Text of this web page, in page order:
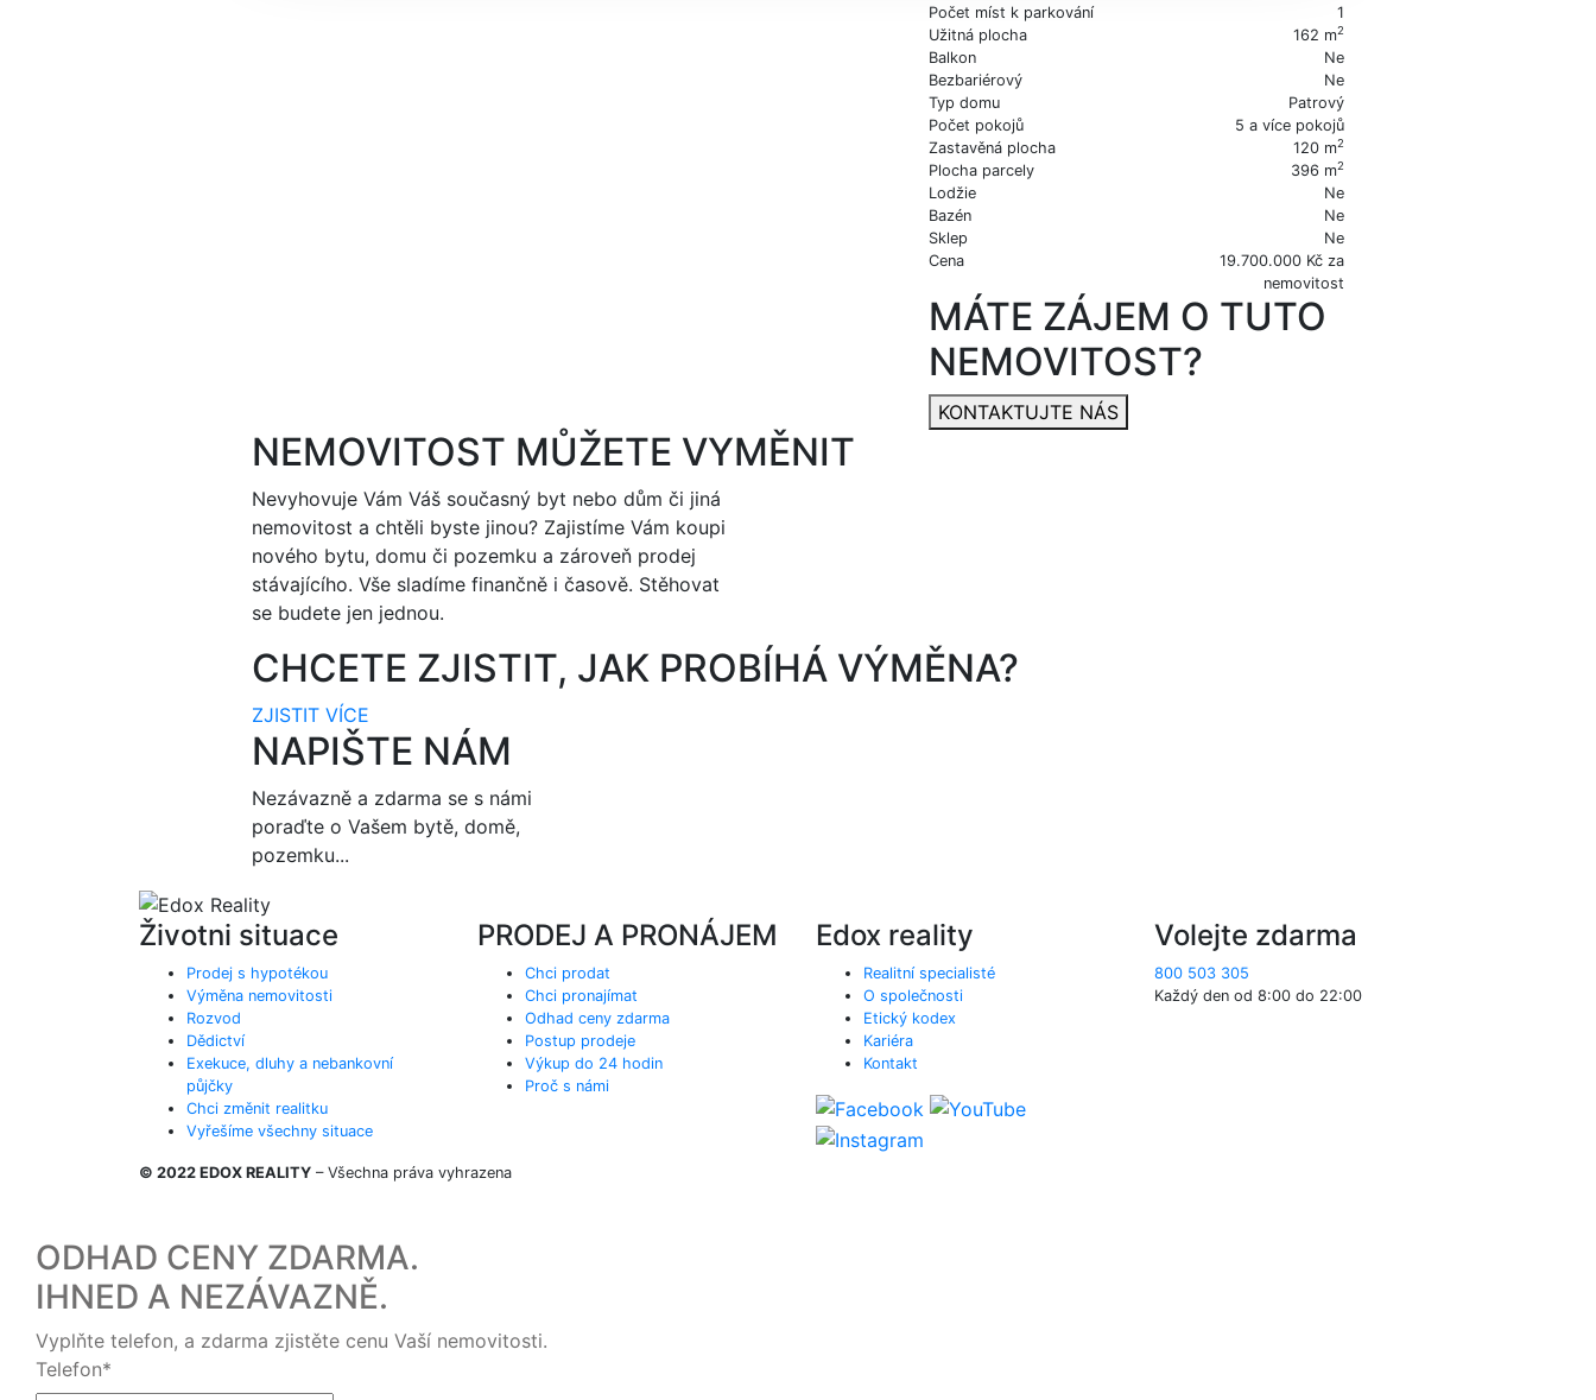
Počet míst k parkování
1
Užitná plocha
162 m2
Balkon
Ne
Bezbariérový
Ne
Typ domu
Patrový
Počet pokojů
5 a více pokojů
Zastavěná plocha
120 m2
Plocha parcely 396 m2
Lodžie
Ne
Bazén
Ne
Sklep
Ne
Cena
19.700.000 Kč za
nemovitost
MÁTE ZÁJEM O TUTO
NEMOVITOST?
KONTAKTUJTE NÁS
NEMOVITOST MŮŽETE VYMĚNIT
Nevyhovuje Vám Váš současný byt nebo dům či jiná
nemovitost a chtěli byste jinou? Zajistíme Vám koupi
nového bytu, domu či pozemku a zároveň prodej
stávajícího. Vše sladíme finančně i časově. Stěhovat
se budete jen jednou.
CHCETE ZJISTIT, JAK PROBÍHÁ VÝMĚNA?
ZJISTIT VÍCE
NAPIŠTE NÁM
Nezávazně a zdarma se s námi
poraďte o Vašem bytě, domě,
pozemku...
Životni situace
Prodej s hypotékou
Výměna nemovitosti
Rozvod
Dědictví
Exekuce, dluhy a nebankovní
půjčky
Chci změnit realitku
Vyřešíme všechny situace
PRODEJ A PRONÁJEM
Chci prodat
Chci pronajímat
Odhad ceny zdarma
Postup prodeje
Výkup do 24 hodin
Proč s námi
Edox reality
Realitní specialisté
O společnosti
Etický kodex
Kariéra
Kontakt
Volejte zdarma
800 503 305
Každý den od 8:00 do 22:00
© 2022 EDOX REALITY – Všechna práva vyhrazena
ODHAD CENY ZDARMA.
IHNED A NEZÁVAZNĚ.
Vyplňte telefon, a zdarma zjistěte cenu Vaší nemovitosti.
Telefon*